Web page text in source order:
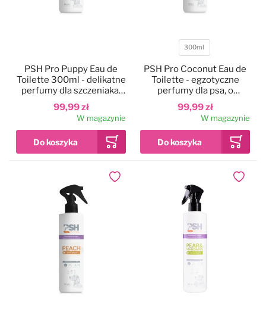
Pozostałe
99,99 zł
PSH Pro Puppy Eau de
Toilette 300ml - delikatne
perfumy dla szczeniaka,
orzeźwiający owocowy
zapach
W magazynie
Pojemność
300ml
99,99 zł
PSH Pro Coconut Eau de
Toilette - egzotyczne
perfumy dla psa, o
zapachu kokosa, bez
alkoholu
W magazynie
Dodaj do ulubionych Dodaj